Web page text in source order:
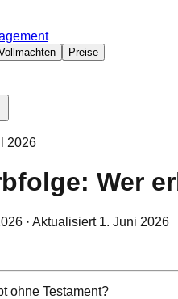
Preise
2026
Wer
· Aktualisiert 1. Juni 2026
ohne Testament?